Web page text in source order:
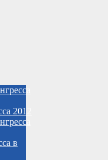
2012
в